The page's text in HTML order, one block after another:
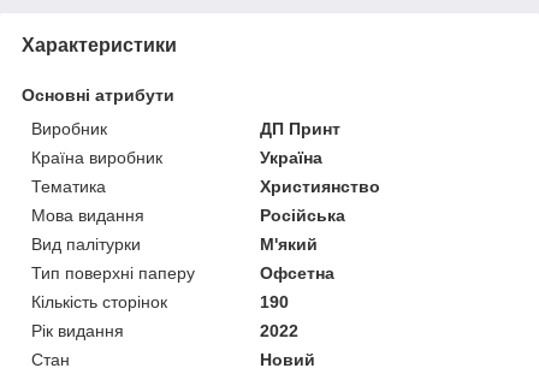
Характеристики
Основні атрибути
Виробник
ДП Принт
Країна виробник
Україна
Тематика
Християнство
Мова видання
Російська
Вид палітурки
М'який
Тип поверхні паперу
Офсетна
Кількість сторінок
190
Рік видання
2022
Стан
Новий